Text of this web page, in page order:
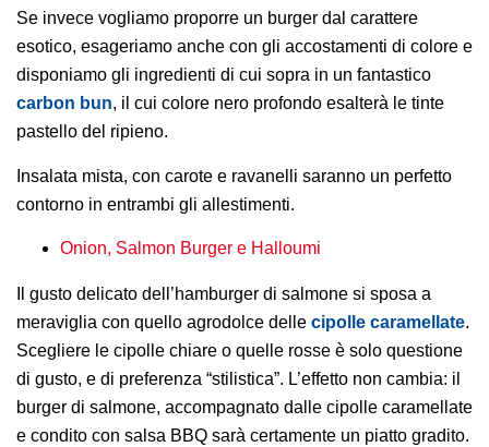
Se invece vogliamo proporre un burger dal carattere
esotico, esageriamo anche con gli accostamenti di colore e
disponiamo gli ingredienti di cui sopra in un fantastico
carbon bun, il cui colore nero profondo esalterà le tinte
pastello del ripieno.
Insalata mista, con carote e ravanelli saranno un perfetto
contorno in entrambi gli allestimenti.
Onion, Salmon Burger e Halloumi
Il gusto delicato dell’hamburger di salmone si sposa a
meraviglia con quello agrodolce delle cipolle caramellate.
Scegliere le cipolle chiare o quelle rosse è solo questione
di gusto, e di preferenza “stilistica”. L’effetto non cambia: il
burger di salmone, accompagnato dalle cipolle caramellate
e condito con salsa BBQ sarà certamente un piatto gradito.